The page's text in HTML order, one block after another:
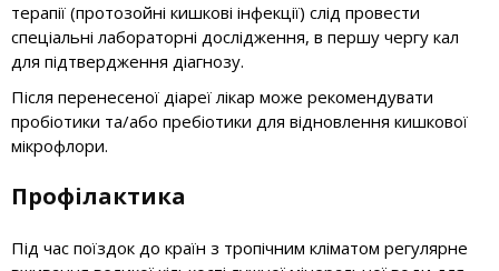
терапії (протозойні кишкові інфекції) слід провести
спеціальні лабораторні дослідження, в першу чергу кал
для підтвердження діагнозу.
Після перенесеної діареї лікар може рекомендувати
пробіотики та/або пребіотики для відновлення кишкової
мікрофлори.
Профілактика
Під час поїздок до країн з тропічним кліматом регулярне